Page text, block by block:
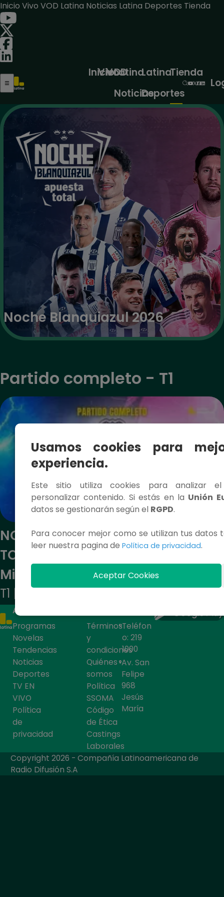
Inicio Vivo VOD Latina Noticias Latina Deportes Tienda
Inicio
Vivo
VOD
Latina
Noticias
Latina
Deportes
Tienda
Noche Blanquiazul 2026
Partido completo - T1
NOCHE BLANQUIAZUL APUESTA
TOTAL - Alianza Lima vs Inter
Miami
T1 | E1
ACCESOS RÁPIDOS
Programas
Novelas
Tendencias
Noticias
Deportes
TV EN
VIVO
Política
de
privacidad
Términos
y
condiciones
Quiénes
somos
Política
SSOMA
Código
de Ética
Castings
Laborales
Teléfon
o: 219
1000
Av. San
Felipe
968
Jesús
María
Copyright 2026 - Compañía Latinoamericana de
Radio Difusión S.A
Usamos cookies para
experiencia.
Este sitio utiliza cookies para analizar
personalizar contenido. Si estás en la Unión
datos se gestionarán según el RGPD.
Para conocer mejor como se utilizan tus datos
leer nuestra pagina de Política de privacidad.
Aceptar Cookies